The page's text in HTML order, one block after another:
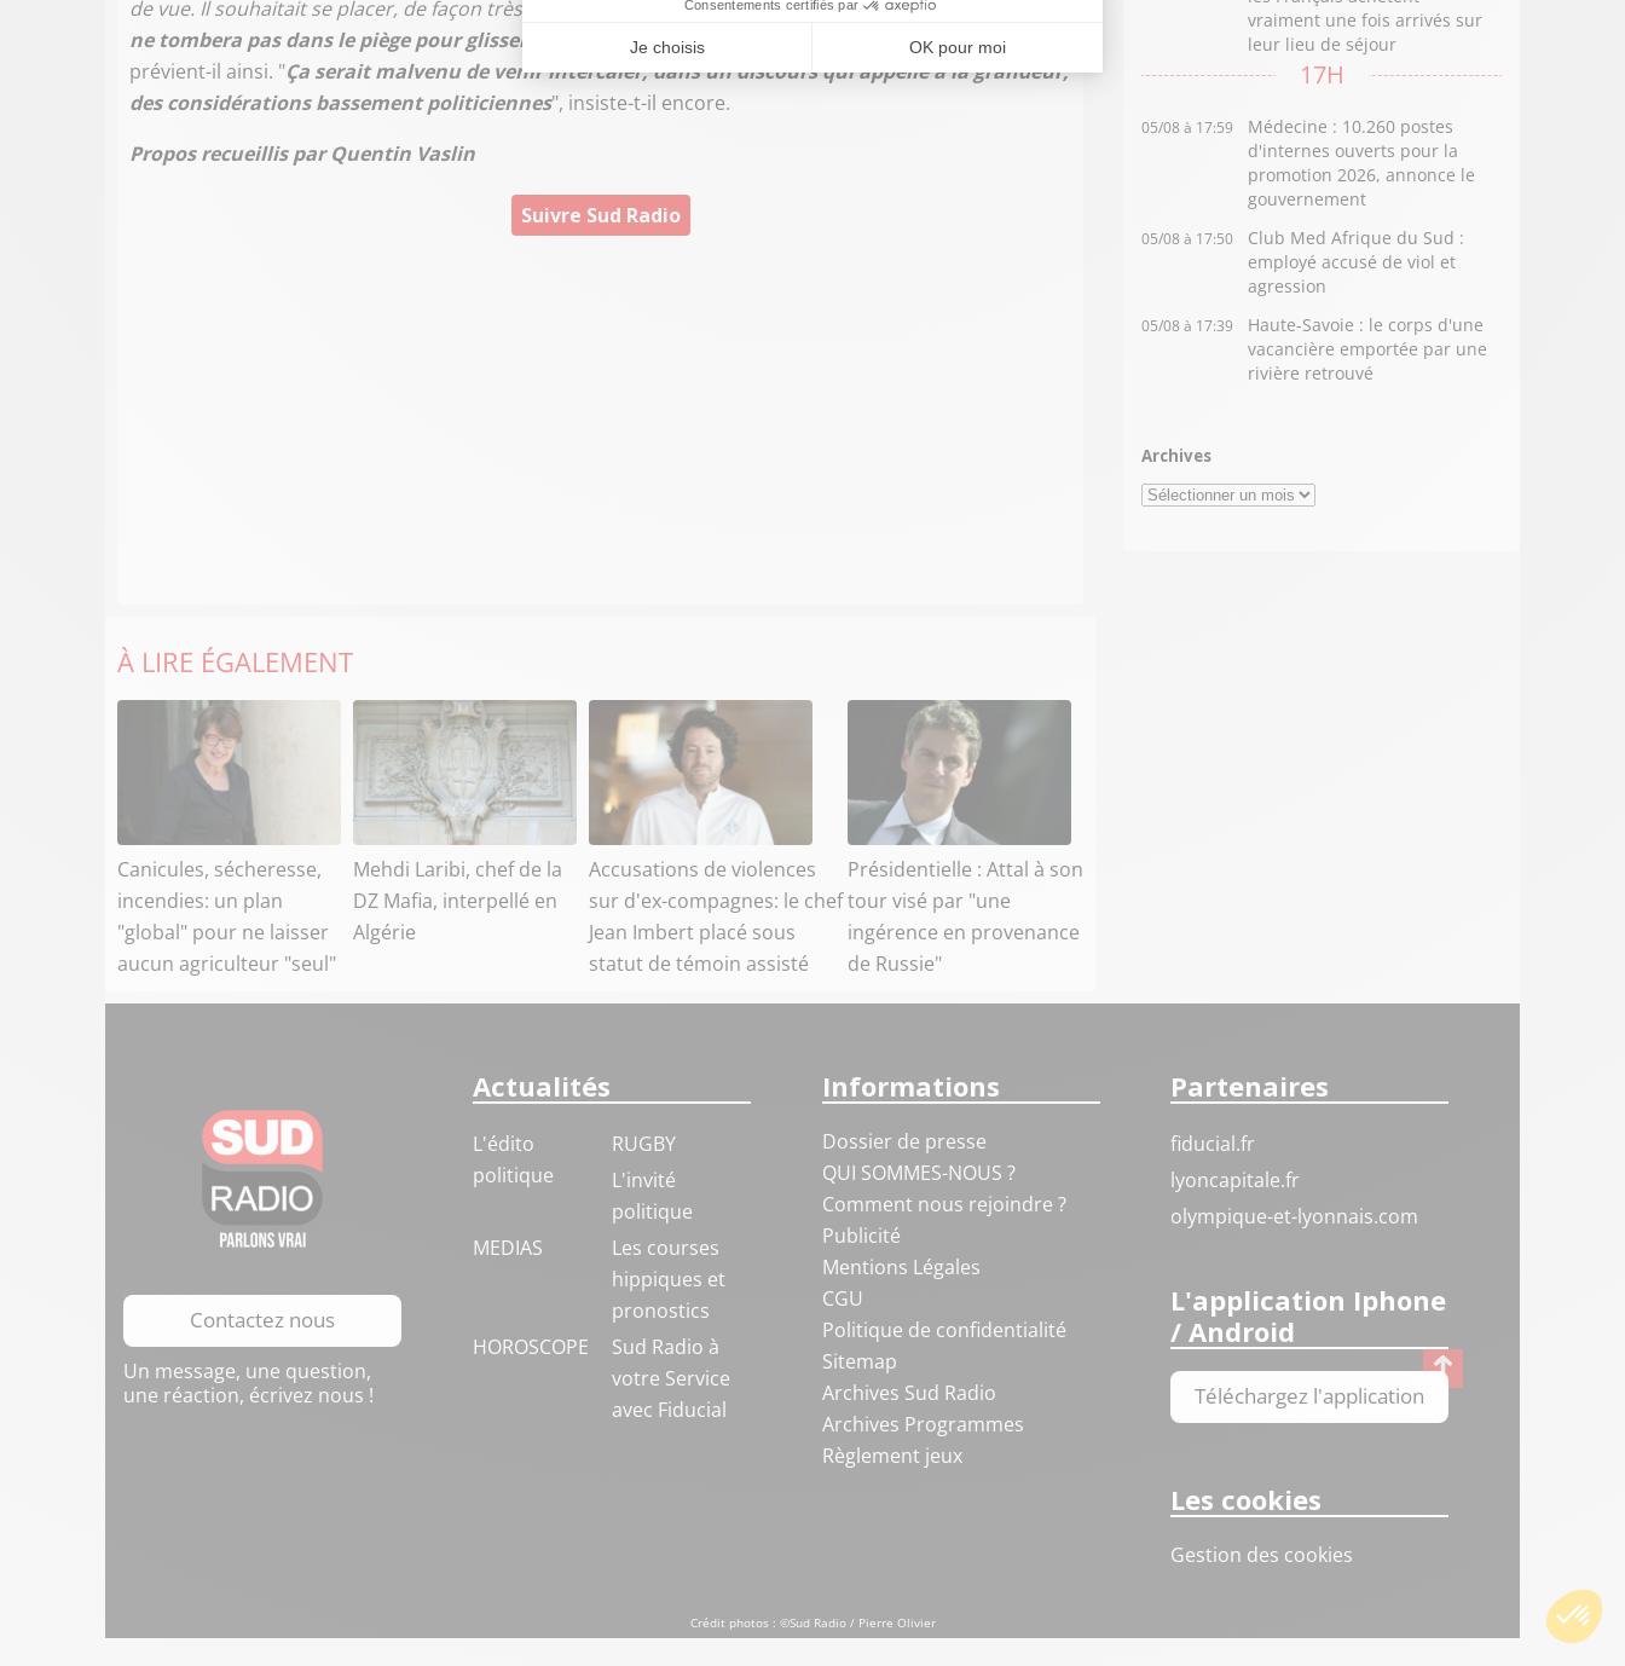
de vue. Il souhaitait se placer, de façon très Gaullienne, au-dessus des partis politiques,j'espère qu'il
ne tombera pas dans le piège pour glisser quelques apartés politiciennes en faveur de l'Europe
prévient-il ainsi. "Ça serait malvenu de venir intercaler, dans un discours qui appelle à la grandeur,
des considérations bassement politiciennes", insiste-t-il encore.
Propos recueillis par Quentin Vaslin
Suivre Sud Radio
À LIRE ÉGALEMENT
Canicules, sécheresse,
incendies: un plan
"global" pour ne laisser
aucun agriculteur "seul"
Mehdi Laribi, chef de la
DZ Mafia, interpellé en
Algérie
Accusations de violences
sur d'ex-compagnes: le chef
Jean Imbert placé sous
statut de témoin assisté
Présidentielle : Attal à son
tour visé par "une
ingérence en provenance
de Russie"
vraiment une fois arrivés sur
leur lieu de séjour
17H
05/08 à 17:59
Médecine : 10.260 postes
d'internes ouverts pour la
promotion 2026, annonce le
gouvernement
05/08 à 17:50
Club Med Afrique du Sud :
employé accusé de viol et
agression
05/08 à 17:39
Haute-Savoie : le corps d'une
vacancière emportée par une
rivière retrouvé
Archives
Archives
Contactez nous
Un message, une question,
une réaction, écrivez nous !
Actualités
L'édito
politique
RUGBY
L'invité
politique
MEDIAS
Les courses
hippiques et
pronostics
HOROSCOPE
Sud Radio à
votre Service
avec Fiducial
Informations
Dossier de presse
QUI SOMMES-NOUS ?
Comment nous rejoindre ?
Publicité
Mentions Légales
CGU
Politique de confidentialité
Sitemap
Archives Sud Radio
Archives Programmes
Règlement jeux
Partenaires
fiducial.fr
lyoncapitale.fr
olympique-et-lyonnais.com
L'application Iphone
/ Android
Téléchargez l'application
Les cookies
Gestion des cookies
Crédit photos : ©Sud Radio / Pierre Olivier